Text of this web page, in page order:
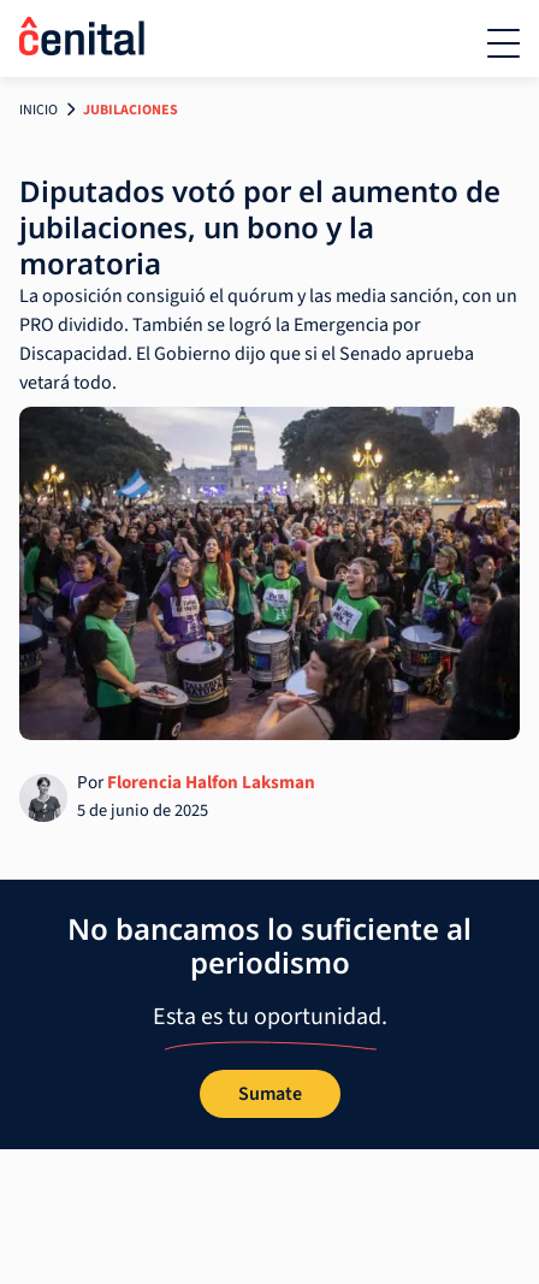
INICIO JUBILACIONES
Diputados votó por el aumento de
jubilaciones, un bono y la
moratoria
La oposición consiguió el quórum y las media sanción, con un
PRO dividido. También se logró la Emergencia por
Discapacidad. El Gobierno dijo que si el Senado aprueba
vetará todo.
PorFlorencia Halfon Laksman
5 de junio de 2025
No bancamos lo suficiente al
periodismo
Esta es tu oportunidad.
Sumate